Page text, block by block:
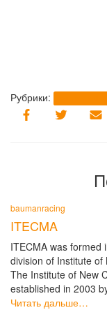
Рубрики:
baumanracing
ITECMA
ITECMA was formed
division of Institute of
The Institute of New
established in 2003
Читать дальше…